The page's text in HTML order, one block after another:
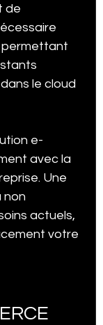
de
permettant
dans le cloud
e-
avec la
Une
non
actuels,
votre